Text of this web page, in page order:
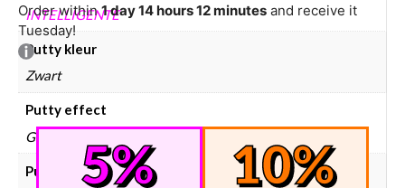
INTELLIGENTE
Putty kleur
Zwart
Putty effect
Glitters
Putty formaat
Order within1 day 14 hours 12 minutes and receive it
Tuesday!